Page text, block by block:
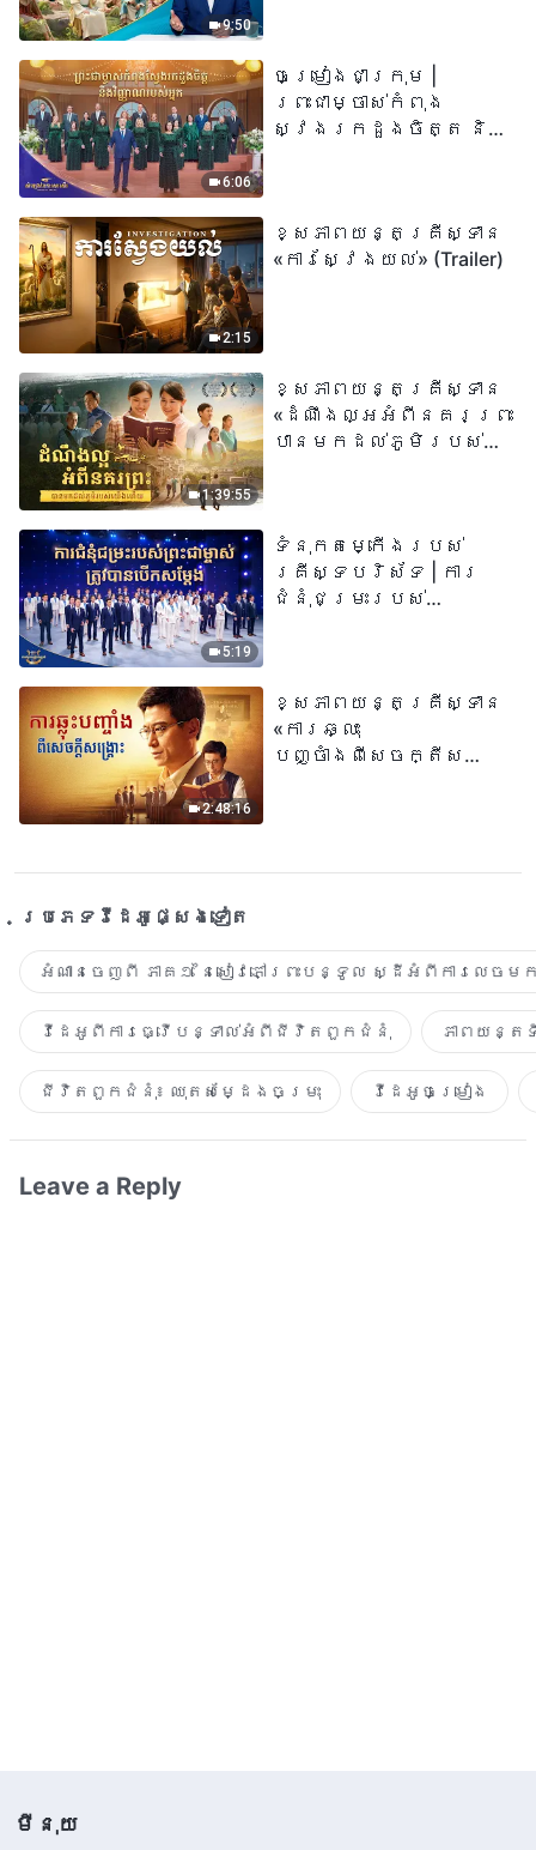
9:50
មានជីវិតអស់កល្ប
ជានិច្ច» មានន័យដូច
ម្តេចពិតប្រាកដ?
6:06
ចម្រៀងជាក្រុម |
ព្រះជាម្ចាស់កំពុង
ស្វែងរកដួងចិត្ត និង
2:15
ខ្សែភាពយន្តគ្រីស្ទាន
«ការស្វែងយល់» (Trailer)
1:39:55
ខ្សែភាពយន្តគ្រីស្ទាន
«ដំណឹងល្អអំពីនគរព្រះ
បានមកដល់​ភូមិរបស់
5:19
ទំនុកតម្កើង​របស់​
គ្រីស្ទបរិស័ទ | ការ
ជំនុំជម្រះរបស់
2:48:16
ខ្សែភាពយន្តគ្រីស្ទាន
«ការឆ្លុះ
បញ្ចាំងពីសេចក្តីសង្រ្គោះ»
ប្រភេទ​វីដេអូ​ផ្សេង​ទៀត​
អំណានចេញពី ភាគ១ នៃសៀវភៅព្រះបន្ទូល ស្ដីអំពីការលេច
វីដេអូពីការធ្វើបន្ទាល់អំពីជីវិតពួកជំនុំ ភាពយន្
ជីវិតពួកជំនុំ៖ ឈុតសម្ដែងចម្រុះ វីដេអូចម្រៀង​
Leave a Reply
មីនុយ